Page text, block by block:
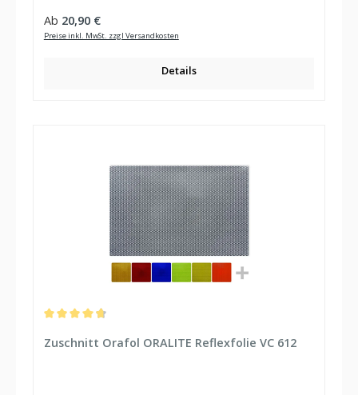
Regulärer Preis:
Ab 20,90 €
Preise inkl. MwSt. zzgl Versandkosten
Details
Zuschnitt Orafol ORALITE Reflexfolie VC 612